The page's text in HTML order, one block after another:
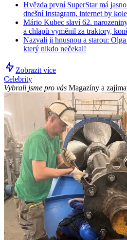
Hvězda první SuperStar má
dnešní Instagram, internet by
Mário Kubec slaví 62.
a chlapů vyměnil za traktory,
Nazvali ji hnusnou a starou:
který nikdo nečekal!
Zobrazit více
Celebrity
Vybrali jsme pro vás Magazíny a